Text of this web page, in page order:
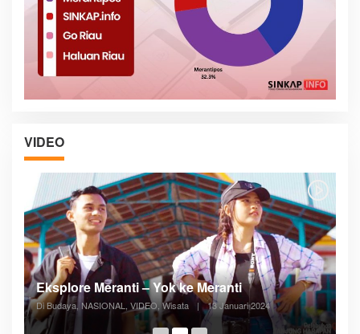
VIDEO
Posyandu Melayani Semua Siklus Hidup
Di ADVERTORIAL, Kesehatan, VIDEO | 27 Desember 2023